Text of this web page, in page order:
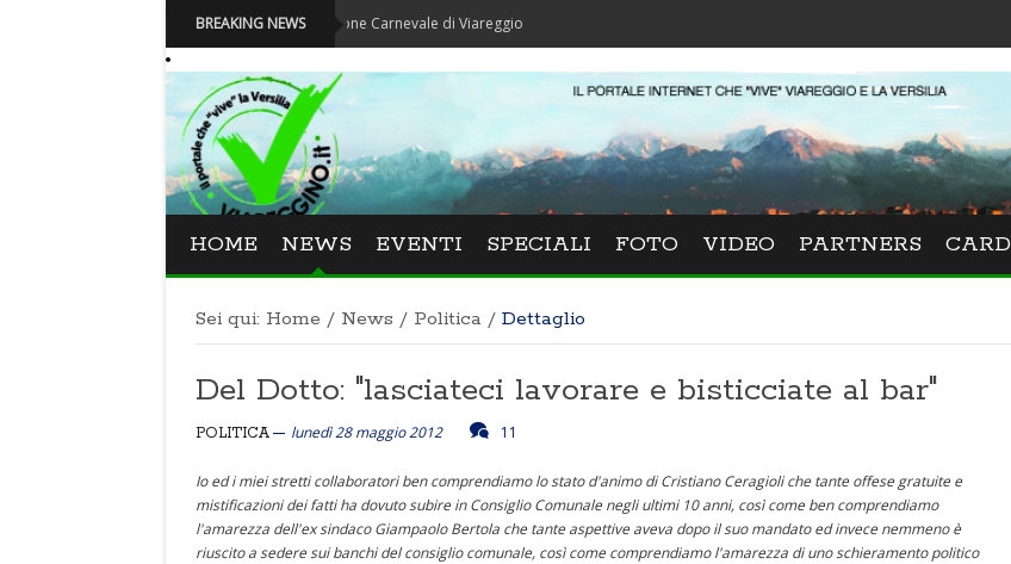
BREAKING NEWS
Carnevale - Nominata la nuova Fondazione Carnevale di Viareggio
HOME NEWS EVENTI SPECIALI FOTO VIDEO PARTNERS CARD
Sei qui: Home / News / Politica / Dettaglio
Del Dotto: "lasciateci lavorare e bisticciate al bar"
POLITICA lunedì 28 maggio 2012 11
Io ed i miei stretti collaboratori ben comprendiamo lo stato d'animo di Cristiano Ceragioli che tante offese gratuite e
mistificazioni dei fatti ha dovuto subire in Consiglio Comunale negli ultimi 10 anni, così come ben comprendiamo
l'amarezza dell'ex sindaco Giampaolo Bertola che tante aspettive aveva dopo il suo mandato ed invece nemmeno è
riuscito a sedere sui banchi del consiglio comunale, così come comprendiamo l'amarezza di uno schieramento politico